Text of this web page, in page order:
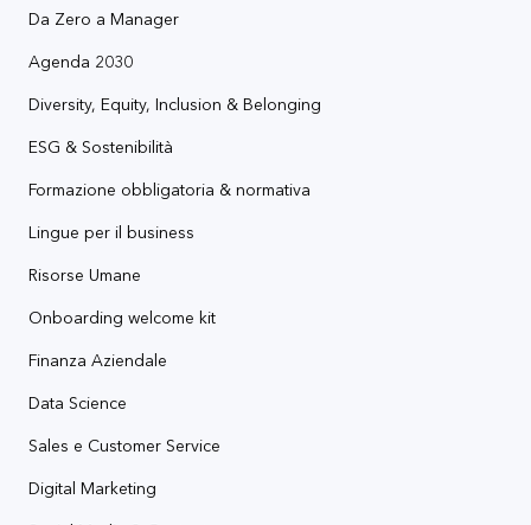
Da Zero a Manager
Agenda 2030
Diversity, Equity, Inclusion & Belonging
ESG & Sostenibilità
Formazione obbligatoria & normativa
Lingue per il business
Risorse Umane
Onboarding welcome kit
Finanza Aziendale
Data Science
Sales e Customer Service
Digital Marketing